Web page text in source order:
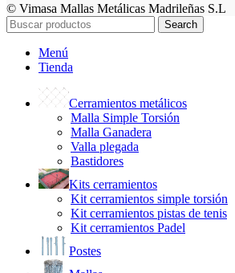
© Vimasa Mallas Metálicas Madrileñas S.L
Search
Menú
Tienda
Cerramientos metálicos
Malla Simple Torsión
Malla Ganadera
Valla plegada
Bastidores
Kits cerramientos
Kit cerramientos simple torsión
Kit cerramientos pistas de tenis
Kit cerramientos Padel
Postes